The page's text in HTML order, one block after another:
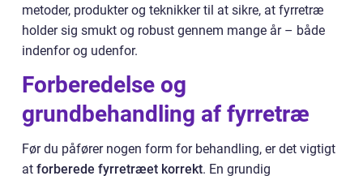
metoder, produkter og teknikker til at sikre, at fyrretræ
holder sig smukt og robust gennem mange år – både
indenfor og udenfor.
Forberedelse og
grundbehandling af fyrretræ
Før du påfører nogen form for behandling, er det vigtigt
at forberede fyrretræet korrekt. En grundig